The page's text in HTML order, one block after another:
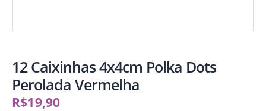
12 Caixinhas 4x4cm Polka Dots
Perolada Vermelha
R$19,90